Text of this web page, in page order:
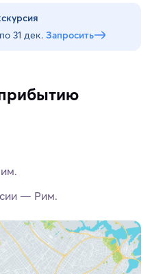
31 дек. Запросить
— Рим.